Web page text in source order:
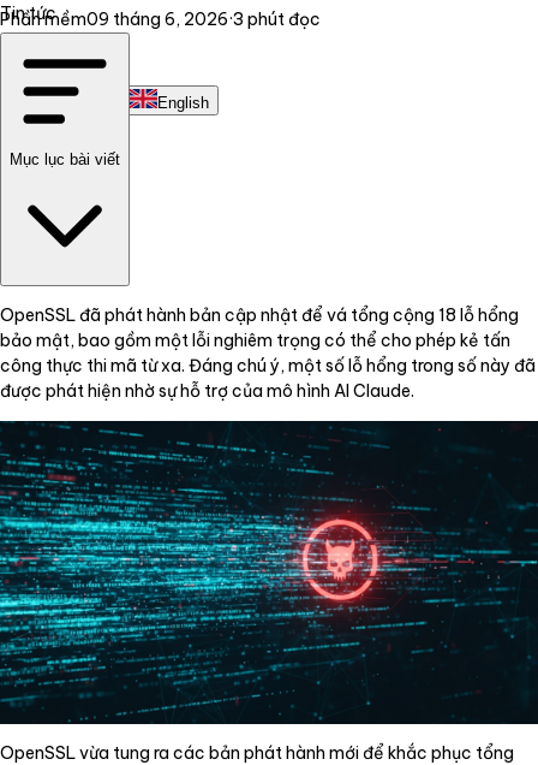
Tin tức
Liên hệ
Tiếng Việt English
Phần mềm09 tháng 6, 2026·3 phút đọc
Mục lục bài viết
OpenSSL đã phát hành bản cập nhật để vá tổng cộng 18 lỗ hổng
bảo mật, bao gồm một lỗi nghiêm trọng có thể cho phép kẻ tấn
công thực thi mã từ xa. Đáng chú ý, một số lỗ hổng trong số này đã
được phát hiện nhờ sự hỗ trợ của mô hình AI Claude.
OpenSSL vừa tung ra các bản phát hành mới để khắc phục tổng